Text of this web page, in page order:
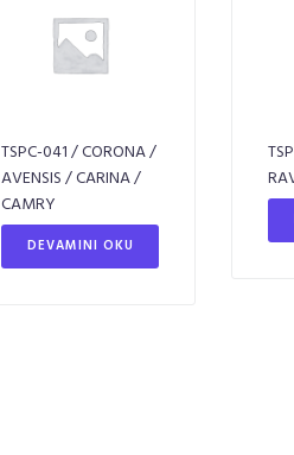
TSPC-041 / CORONA /
AVENSIS / CARINA /
CAMRY
DEVAMINI OKU